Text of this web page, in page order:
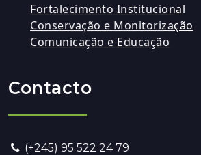
Fortalecimento Institucional
Conservação e Monitorização
Comunicação e Educação
Contacto
(+245) 95 522 24 79